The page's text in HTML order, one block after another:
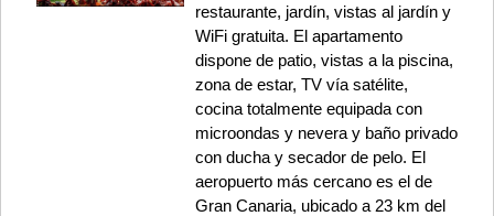
restaurante, jardín, vistas al jardín y
WiFi gratuita. El apartamento
dispone de patio, vistas a la piscina,
zona de estar, TV vía satélite,
cocina totalmente equipada con
microondas y nevera y baño privado
con ducha y secador de pelo. El
aeropuerto más cercano es el de
Gran Canaria, ubicado a 23 km del